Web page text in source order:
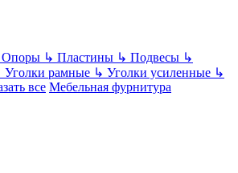
Опоры ↳ Пластины ↳ Подвесы ↳
Уголки рамные ↳ Уголки усиленные ↳
все Мебельная фурнитура